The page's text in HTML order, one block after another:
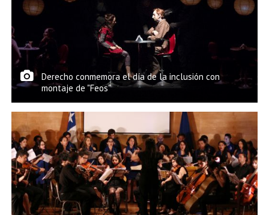
Derecho conmemora el día de la inclusión con
montaje de "Feos"